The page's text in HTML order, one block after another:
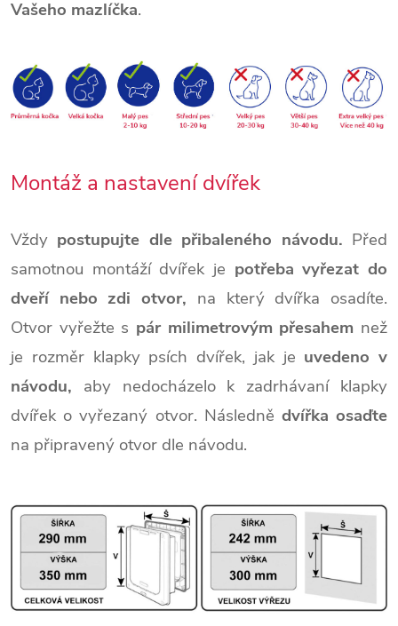
Vašeho mazlíčka.
Montáž a nastavení dvířek
Vždy postupujte dle přibaleného návodu. Před
samotnou montáží dvířek je potřeba vyřezat do
dveří nebo zdi otvor, na který dvířka osadíte.
Otvor vyřežte s pár milimetrovým přesahem než
je rozměr klapky psích dvířek, jak je uvedeno v
návodu, aby nedocházelo k zadrhávaní klapky
dvířek o vyřezaný otvor. Následně dvířka osaďte
na připravený otvor dle návodu.